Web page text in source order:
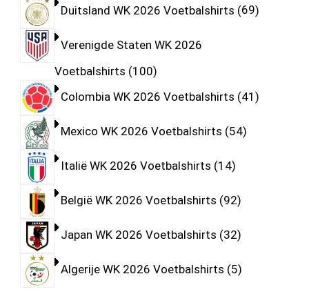
Duitsland WK 2026 Voetbalshirts 69
Verenigde Staten WK 2026
Voetbalshirts 100
Colombia WK 2026 Voetbalshirts 41
Mexico WK 2026 Voetbalshirts 54
Italië WK 2026 Voetbalshirts 14
België WK 2026 Voetbalshirts 92
Japan WK 2026 Voetbalshirts 32
Algerije WK 2026 Voetbalshirts 5